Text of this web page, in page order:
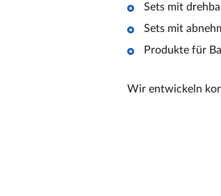
Sets mit
Sets mit
Produkte für
Wir entwickeln